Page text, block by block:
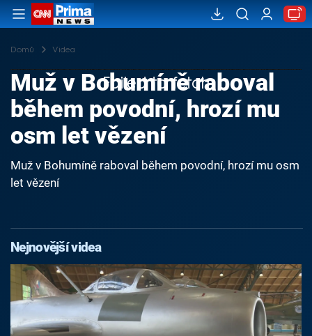
Domů Videa
Failed to fetch
Muž v Bohumíně raboval
během povodní, hrozí mu
osm let vězení
Muž v Bohumíně raboval během povodní, hrozí mu osm
let vězení
Nejnovější videa